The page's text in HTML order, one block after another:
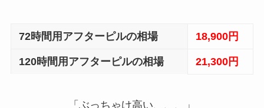
72時間用アフターピルの相場 18,900円
120時間用アフターピルの相場 21,300円
「ぶっちゃけ高い、、、」